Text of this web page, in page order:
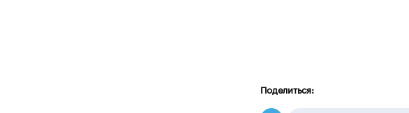
Поделиться: